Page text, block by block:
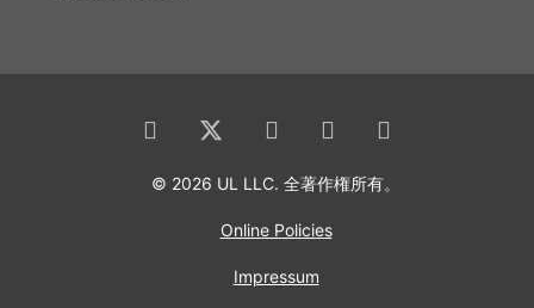
© 2026 UL LLC. 全著作権所有。
Online Policies
Impressum